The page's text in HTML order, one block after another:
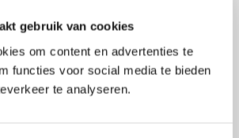
gebruik van cookies
om content en advertenties te
functies voor social media te bieden
te analyseren.